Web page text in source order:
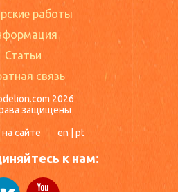
работы
Статьи
связь
2026
защищены
сайте en pt
к нам: